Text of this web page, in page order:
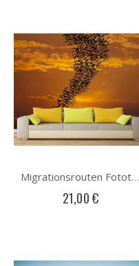
Migrationsrouten Fototapete
21,00 €